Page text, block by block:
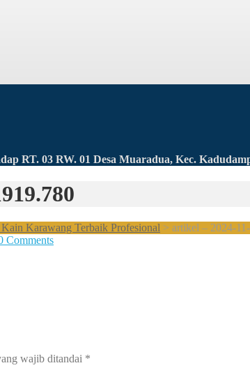
RT. 03 RW. 01 Desa Muaradua, Kec.
Karawang Terbaik Profesional > artikel – 2024-
Comments
wajib ditandai *